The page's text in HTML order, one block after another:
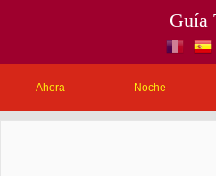
Guía
Ahora Noche